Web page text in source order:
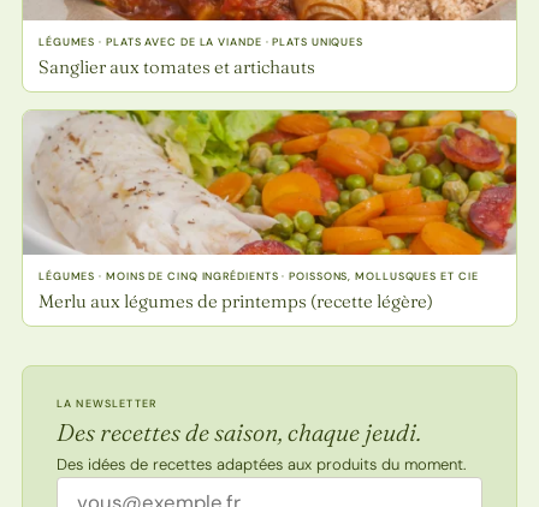
LÉGUMES · PLATS AVEC DE LA VIANDE · PLATS UNIQUES
Sanglier aux tomates et artichauts
LÉGUMES · MOINS DE CINQ INGRÉDIENTS · POISSONS, MOLLUSQUES ET CIE
Merlu aux légumes de printemps (recette légère)
LA NEWSLETTER
Des recettes de saison, chaque jeudi.
Des idées de recettes adaptées aux produits du moment.
Adresse email